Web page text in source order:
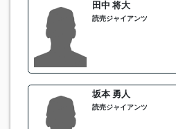
田中 将大
読売ジャイアンツ
坂本 勇人
読売ジャイアンツ